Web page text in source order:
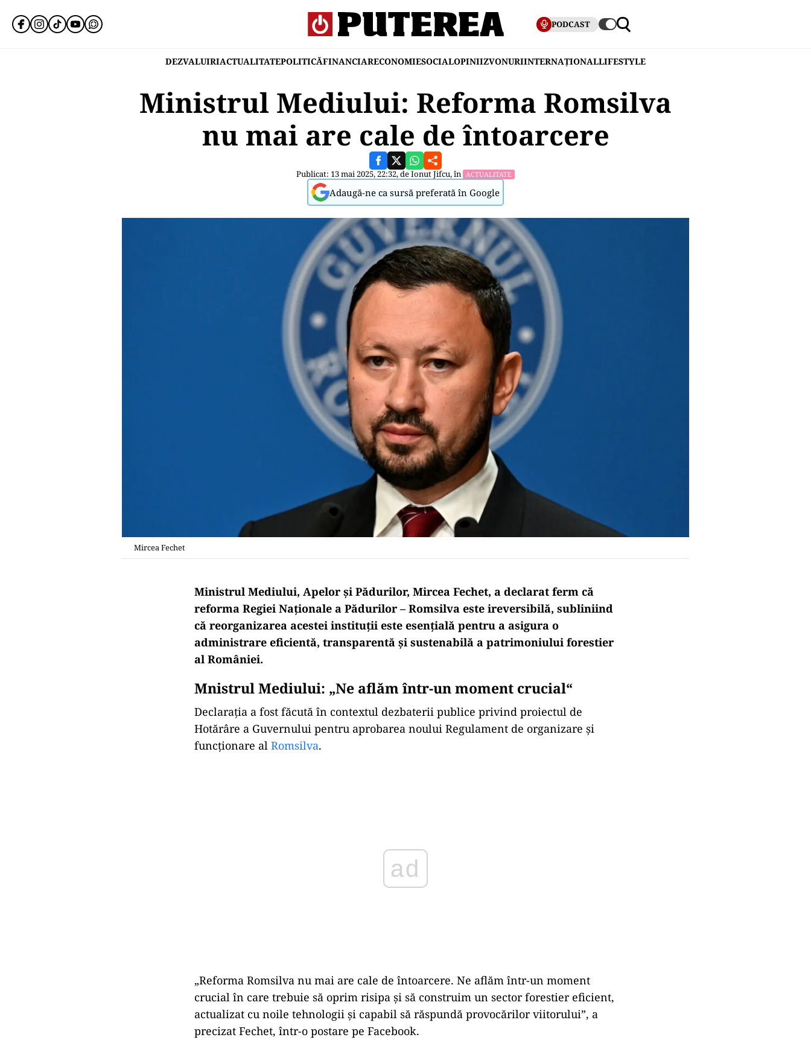
PODCAST
DEZVALUIRIACTUALITATEPOLITICĂFINANCIARECONOMIESOCIALOPINIIZVONURIINTERNAȚIONALLIFESTYLE
Ministrul Mediului: Reforma Romsilva
nu mai are cale de întoarcere
Publicat: 13 mai 2025, 22:32, deIonut Jifcu, în ACTUALITATE
Adaugă-ne ca sursă preferată în Google
Mircea Fechet
Ministrul Mediului, Apelor și Pădurilor, Mircea Fechet, a declarat ferm că
reforma Regiei Naționale a Pădurilor – Romsilva este ireversibilă, subliniind
că reorganizarea acestei instituții este esențială pentru a asigura o
administrare eficientă, transparentă și sustenabilă a patrimoniului forestier
al României.
Mnistrul Mediului: „Ne aflăm într-un moment crucial“
Declarația a fost făcută în contextul dezbaterii publice privind proiectul de
Hotărâre a Guvernului pentru aprobarea noului Regulament de organizare și
funcționare al Romsilva.
„Reforma Romsilva nu mai are cale de întoarcere. Ne aflăm într-un moment
crucial în care trebuie să oprim risipa și să construim un sector forestier eficient,
actualizat cu noile tehnologii și capabil să răspundă provocărilor viitorului”, a
precizat Fechet, într-o postare pe Facebook.